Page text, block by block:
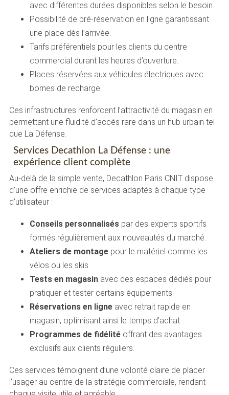
avec différentes durées disponibles selon le besoin.
Possibilité de pré-réservation en ligne garantissant
une place dès l’arrivée.
Tarifs préférentiels pour les clients du centre
commercial durant les heures d’ouverture.
Places réservées aux véhicules électriques avec
bornes de recharge.
Ces infrastructures renforcent l’attractivité du magasin en
permettant une fluidité d’accès rare dans un hub urbain tel
que La Défense.
Services Decathlon La Défense : une
expérience client complète
Au-delà de la simple vente, Decathlon Paris CNIT dispose
d’une offre enrichie de services adaptés à chaque type
d’utilisateur :
Conseils personnaliséspar des experts sportifs
formés régulièrement aux nouveautés du marché.
Ateliers de montagepour le matériel comme les
vélos ou les skis.
Tests en magasinavec des espaces dédiés pour
pratiquer et tester certains équipements.
Réservations en ligneavec retrait rapide en
magasin, optimisant ainsi le temps d’achat.
Programmes de fidélitéoffrant des avantages
exclusifs aux clients réguliers.
Ces services témoignent d’une volonté claire de placer
l’usager au centre de la stratégie commerciale, rendant